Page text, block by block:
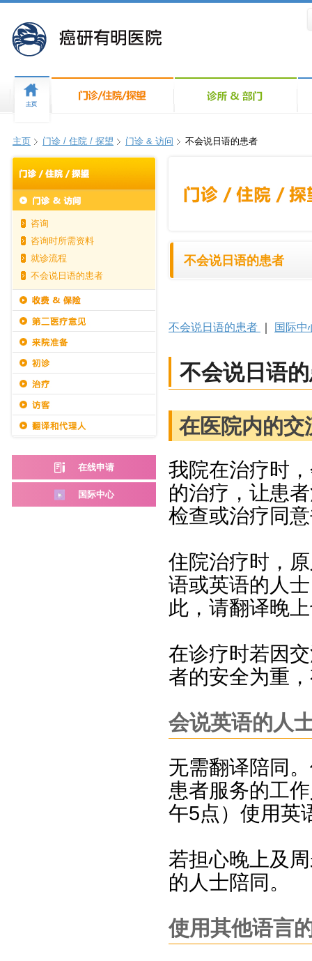
主页 门诊 / 住院 / 探望 门诊 & 访问 不会说日语的患者
不会说日语的患者
不会说日语的患者 ｜ 国际中
不会说日语
在医院内的交
我院在治疗时
的治疗，让患
检查或治疗同
住院治疗时，
语或英语的人
此，请翻译晚
在诊疗时若因
者的安全为重
会说英语的人
无需翻译陪同
患者服务的工
午5点）使用英
若担心晚上及
的人士陪同。
使用其他语言
咨询
咨询时所需资料
就诊流程
不会说日语的患者
在线申请
国际中心